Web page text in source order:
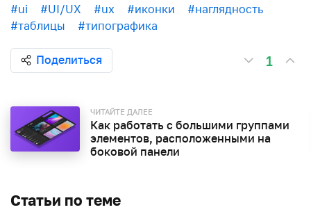
#ui #UI/UX #ux #иконки
#наглядность
#таблицы
#типографика
Поделиться 1
ЧИТАЙТЕ ДАЛЕЕ
Как работать с большими группами
элементов, расположенными на
боковой панели
Статьи по теме